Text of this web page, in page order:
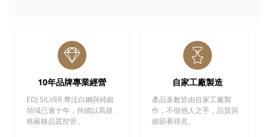
10年品牌專業經營
EDJ SILVER 專注白鋼與純銀
領域已逾十年，持續以高規
格嚴格品質控管。
自家工廠製造
產品多數皆由自家工廠製
作，不假他人之手，品質與
細節看得見。